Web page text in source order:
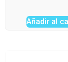
Añadir al